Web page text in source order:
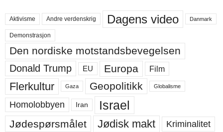
Aktivisme Andre verdenskrig Dagens video Danmark
Demonstrasjon
Den nordiske motstandsbevegelsen
Donald Trump EU Europa Film
Flerkultur Gaza Geopolitikk Globalisme
Homolobbyen Iran Israel
Jødespørsmålet Jødisk makt Kriminalitet